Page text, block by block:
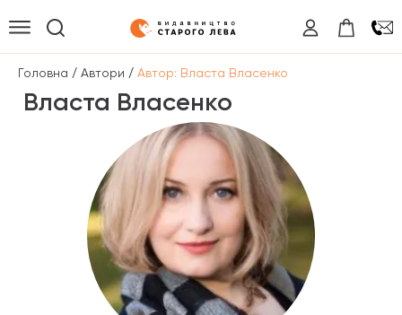
Головна / Автори / Автор: Власта Власенко
Власта Власенко